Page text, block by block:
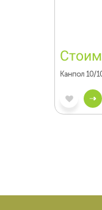
Канпол 10/